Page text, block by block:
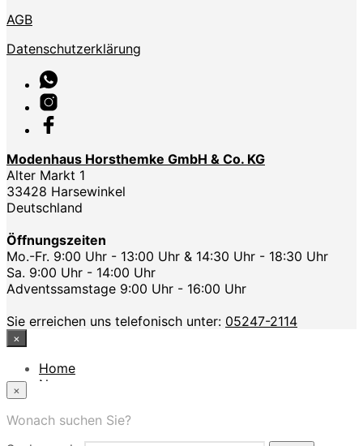
AGB
Datenschutzerklärung
Modenhaus Horsthemke GmbH & Co. KG
Alter Markt 1
33428 Harsewinkel
Deutschland
Öffnungszeiten
Mo.-Fr. 9:00 Uhr - 13:00 Uhr & 14:30 Uhr - 18:30 Uhr
Sa. 9:00 Uhr - 14:00 Uhr
Adventssamstage 9:00 Uhr - 16:00 Uhr
Sie erreichen uns telefonisch unter: 05247-2114
×
Home
News
App
×
Wonach suchen Sie?